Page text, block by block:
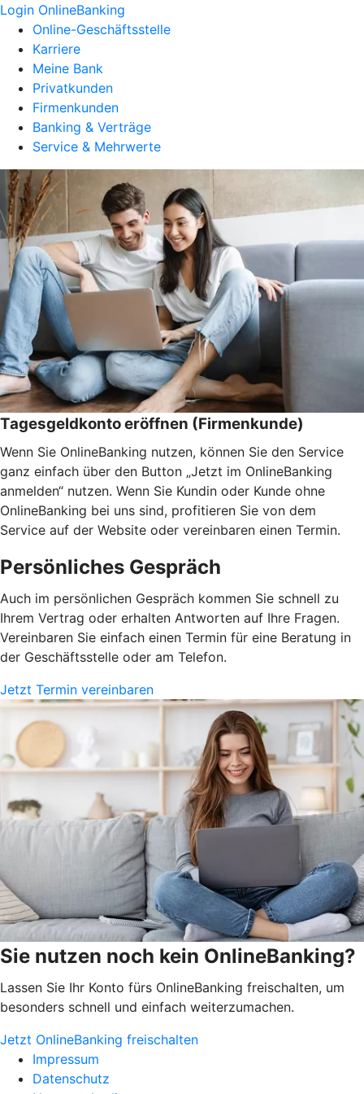
Login OnlineBanking
Online-Geschäftsstelle
Karriere
Meine Bank
Privatkunden
Firmenkunden
Banking & Verträge
Service & Mehrwerte
Tagesgeldkonto eröffnen (Firmenkunde)
Wenn Sie OnlineBanking nutzen, können Sie den Service
ganz einfach über den Button „Jetzt im OnlineBanking
anmelden“ nutzen. Wenn Sie Kundin oder Kunde ohne
OnlineBanking bei uns sind, profitieren Sie von dem
Service auf der Website oder vereinbaren einen Termin.
Persönliches Gespräch
Auch im persönlichen Gespräch kommen Sie schnell zu
Ihrem Vertrag oder erhalten Antworten auf Ihre Fragen.
Vereinbaren Sie einfach einen Termin für eine Beratung in
der Geschäftsstelle oder am Telefon.
Jetzt Termin vereinbaren
Sie nutzen noch kein OnlineBanking?
Lassen Sie Ihr Konto fürs OnlineBanking freischalten, um
besonders schnell und einfach weiterzumachen.
Jetzt OnlineBanking freischalten
Impressum
Datenschutz